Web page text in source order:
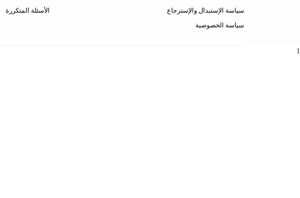
سياسة الإستبدال والإسترجاع
سياسة الخصوصية
الأسئلة المتكررة
1